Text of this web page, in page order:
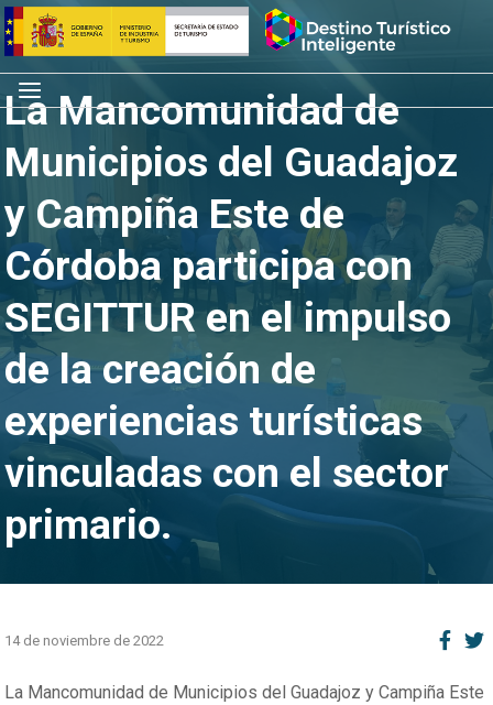
Saltar
al
contenido
Inicio
Menú
La Mancomunidad de
Municipios del Guadajoz
y Campiña Este de
Córdoba participa con
SEGITTUR en el impulso
de la creación de
experiencias turísticas
vinculadas con el sector
primario.
14 de noviembre de 2022
La Mancomunidad de Municipios del Guadajoz y Campiña Este